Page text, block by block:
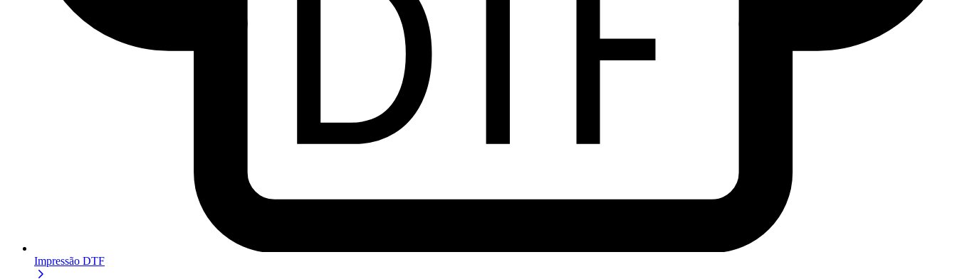
Impressão DTF